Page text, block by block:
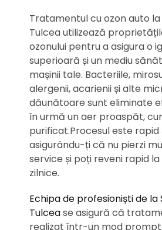
Tratamentul cu ozon auto
Tulcea utilizează
ozonului pentru a asigura o
superioară și un mediu
mașinii tale. Bacteriile,
alergenii, acarienii și alte
dăunătoare sunt eliminate
în urmă un aer proaspăt,
purificat.Procesul este rapid
asigurându-ți că nu pierzi
service și poți reveni rapid
zilnice.
Echipa de profesioniști de la
Tulcease asigură că
realizat într-un mod prompt